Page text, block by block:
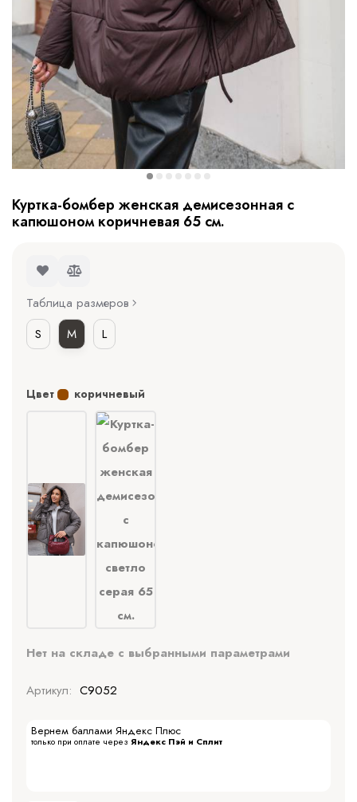
Куртка-бомбер женская демисезонная с
капюшоном коричневая 65 см.
Таблица размеров
S
M L
Цвет коричневый
Нет на складе с выбранными параметрами
Артикул: C9052
Вернем баллами Яндекс Плюс
только при оплате через Яндекс Пэй и Сплит